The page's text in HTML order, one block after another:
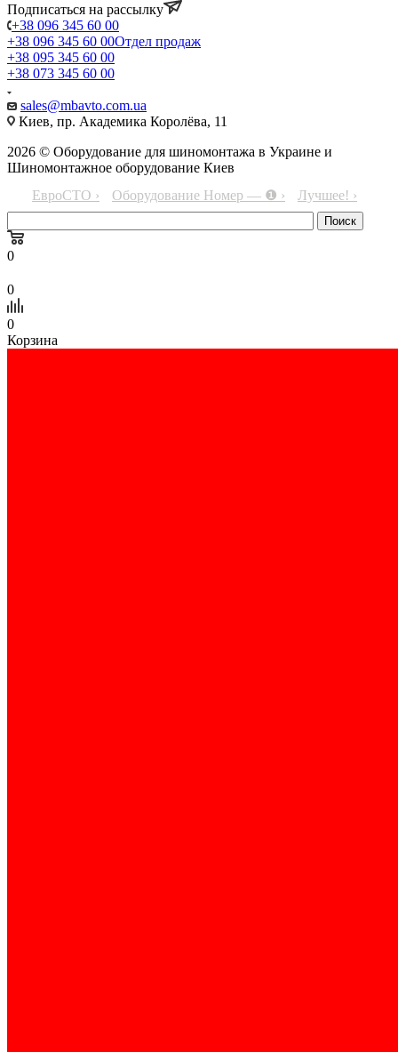
Подписаться на рассылку
+38 096 345 60 00
+38 096 345 60 00Отдел продаж
+38 095 345 60 00
+38 073 345 60 00
sales@mbavto.com.ua
Киев, пр. Академика Королёва, 11
2026 © Оборудование для шиномонтажа в Украине и
Шиномонтажное оборудование Киев
ЕвроСТО ›
Оборудование Номер — ❶ › Лучшее! ›
0
0
0
Корзина